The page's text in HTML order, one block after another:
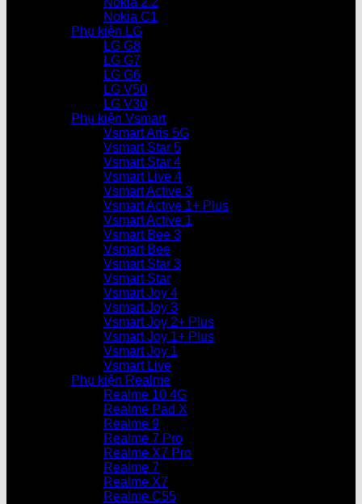
Nokia C1
Phụ kiện LG
LG G8
LG G7
LG G6
LG V50
LG V30
Phụ kiện Vsmart
Vsmart Aris 5G
Vsmart Star 5
Vsmart Star 4
Vsmart Live 4
Vsmart Active 3
Vsmart Active 1+ Plus
Vsmart Active 1
Vsmart Bee 3
Vsmart Bee
Vsmart Star 3
Vsmart Star
Vsmart Joy 4
Vsmart Joy 3
Vsmart Joy 2+ Plus
Vsmart Joy 1+ Plus
Vsmart Joy 1
Vsmart Live
Phụ kiện Realme
Realme 10 4G
Realme Pad X
Realme 9
Realme 7 Pro
Realme X7 Pro
Realme 7
Realme X7
Realme C55